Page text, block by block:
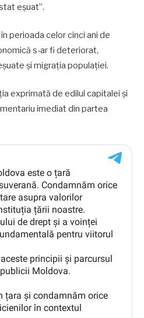
eșuat”.
perioada celor cinci ani de
s-ar fi deteriorat,
și migrația populației.
exprimată de edilul capitalei și
imediat din partea